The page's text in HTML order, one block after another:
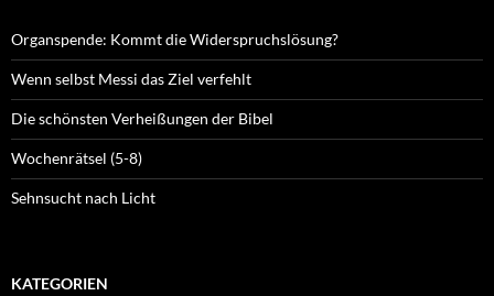
Organspende: Kommt die Widerspruchslösung?
Wenn selbst Messi das Ziel verfehlt
Die schönsten Verheißungen der Bibel
Wochenrätsel (5-8)
Sehnsucht nach Licht
KATEGORIEN